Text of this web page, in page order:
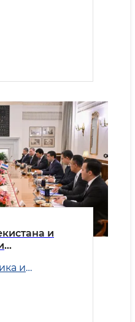
и
и